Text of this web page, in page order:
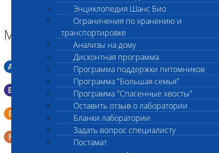
Энциклопедия Шанс Био
Ограничения по хранению и
транспортировке
Анализы на дому
Дисконтная программа
Программа поддержки питомников
Программа "Большая семья"
Программа "Спасенные хвосты"
Оставить отзыв о лаборатории
Бланки лаборатории
Задать вопрос специалисту
Постамат
Материал
A Мазок в пробирку со средой Кери-Блера
B Мазок в пробирку со средой Эймса (Стюарта)
E
Смывы со слизистых в пробирку Эппендорфа (с
физраствором 0.5 мл)
F Кал в контейнере с ложечкой